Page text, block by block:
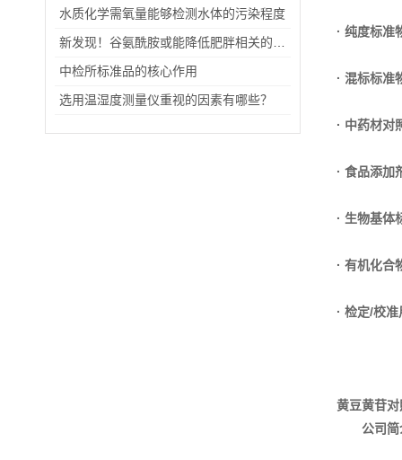
水质化学需氧量能够检测水体的污染程度
中检所标准品的核心作用
选用温湿度测量仪重视的因素有哪些？
· 纯度标准
· 混标标准
· 中药材对
· 食品添加
· 生物基体
· 有机化合
· 检定/校
黄豆黄苷对
公司简